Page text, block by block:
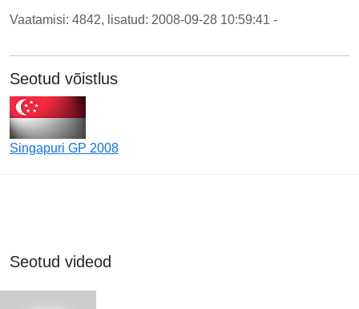
Vaatamisi: 4842, lisatud: 2008-09-28 10:59:41 -
Seotud võistlus
Singapuri GP 2008
Seotud videod